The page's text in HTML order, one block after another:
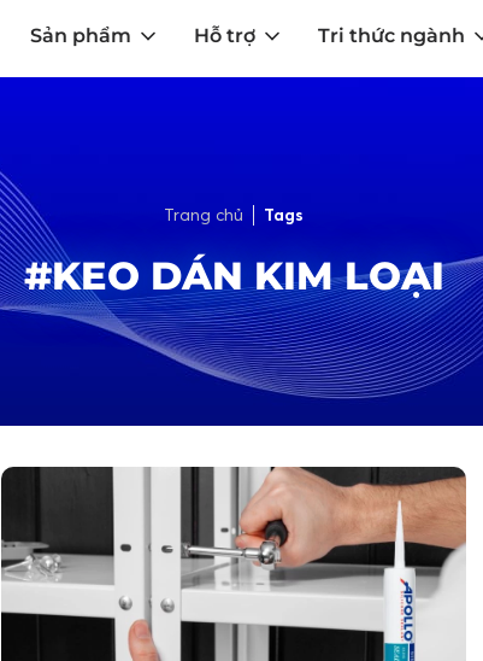
Sản phẩm Hỗ trợ Tri thức ngành
Trang chủ Tags
#KEO DÁN KIM LOẠI